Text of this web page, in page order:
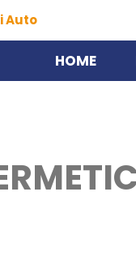
Auto
HOME